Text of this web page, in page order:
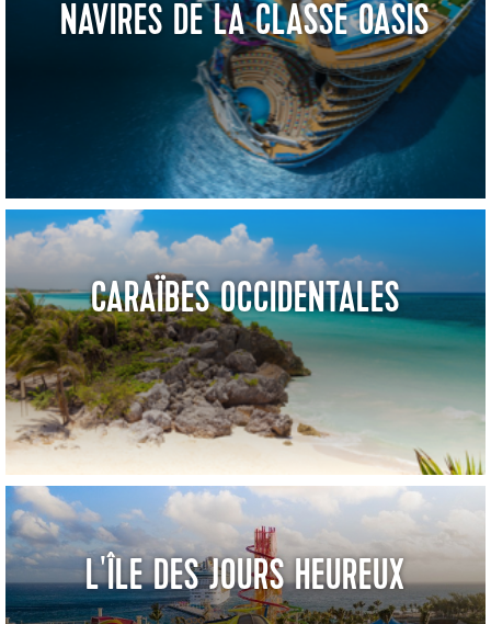
NAVIRES DE LA CLASSE OASIS
CARAÏBES OCCIDENTALES
L'ÎLE DES JOURS HEUREUX